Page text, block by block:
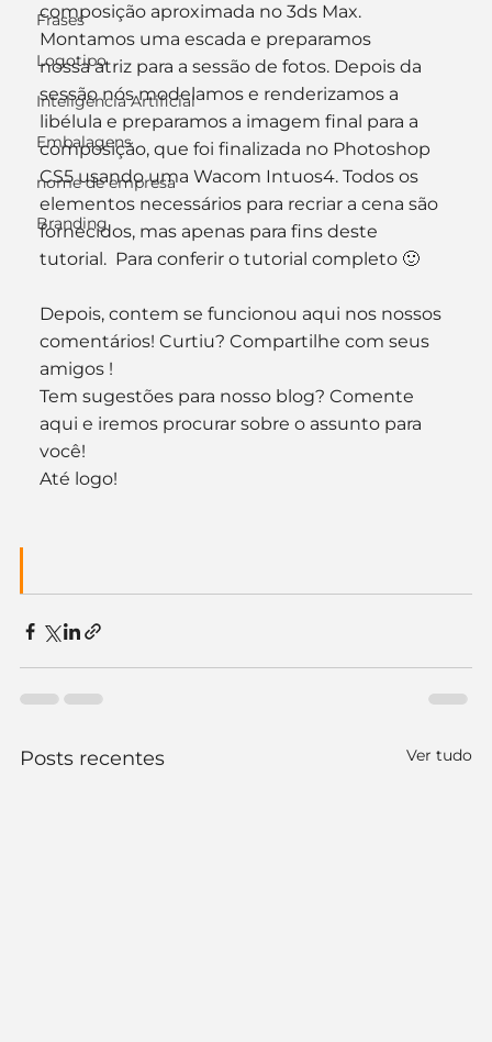
Frases
Logotipo
Inteligência Artificial
Embalagens
nome de empresa
Branding
composição aproximada no 3ds Max.
Montamos uma escada e preparamos
nossa atriz para a sessão de fotos. Depois da
sessão nós modelamos e renderizamos a
libélula e preparamos a imagem final para a
composição, que foi finalizada no Photoshop
CS5 usando uma Wacom Intuos4. Todos os
elementos necessários para recriar a cena são
fornecidos, mas apenas para fins deste
tutorial.  Para conferir o tutorial completo 🙂
Depois, contem se funcionou aqui nos nossos
comentários! Curtiu? Compartilhe com seus
amigos !
Tem sugestões para nosso blog? Comente
aqui e iremos procurar sobre o assunto para
você!
Até logo!
Posts recentes Ver tudo